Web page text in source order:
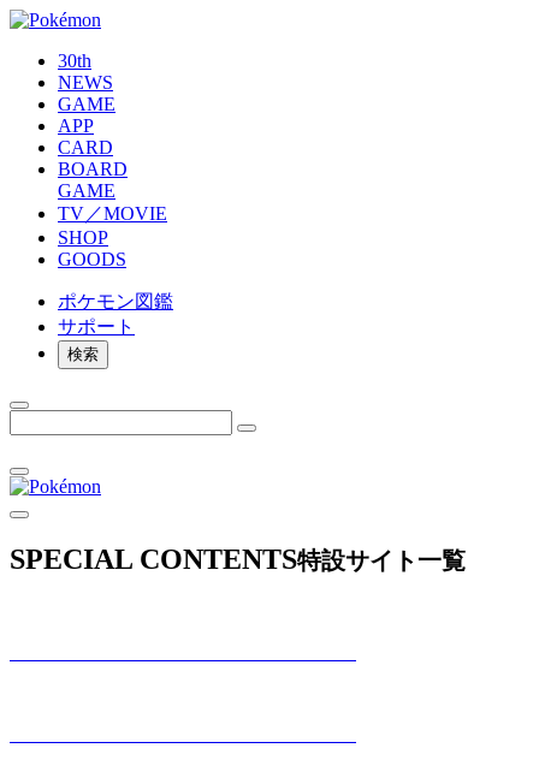
30th
NEWS
GAME
APP
CARD
BOARD
GAME
TV／MOVIE
SHOP
GOODS
ポケモン図鑑
サポート
検索
SPECIAL CONTENTS特設サイト一覧